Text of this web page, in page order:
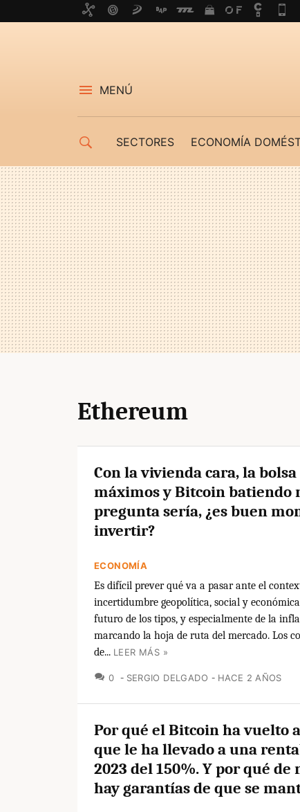
MENÚ
SECTORES ECONOMÍA
Ethereum
Con la vivienda cara, la
máximos y Bitcoin batiendo
pregunta sería, ¿es buen
invertir?
ECONOMÍA
Es difícil prever qué va a pasar ante el
incertidumbre geopolítica, social y
futuro de los tipos, y especialmente de la
marcando la hoja de ruta del mercado. Los
de... LEER MÁS »
0 COMENTARIOS
SERGIO DELGADO HACE 2 AÑOS
Por qué el Bitcoin ha vuelto
que le ha llevado a una
2023 del 150%. Y por qué de
hay garantías de que se